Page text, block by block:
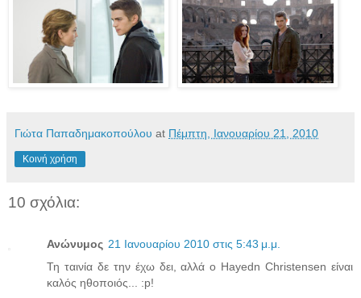
Γιώτα Παπαδημακοπούλου at Πέμπτη, Ιανουαρίου 21, 2010
Κοινή χρήση
10 σχόλια:
Ανώνυμος 21 Ιανουαρίου 2010 στις 5:43 μ.μ.
Τη ταινία δε την έχω δει, αλλά ο Hayedn Christensen είναι
καλός ηθοποιός... :p!